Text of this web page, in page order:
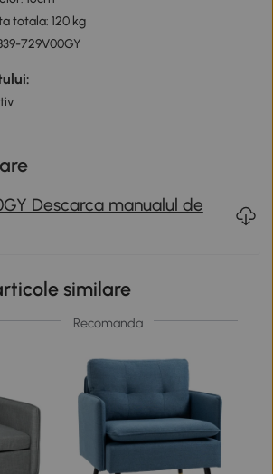
totala: 120 kg
729V00GY
Descarca manualul de
similare
Recomanda